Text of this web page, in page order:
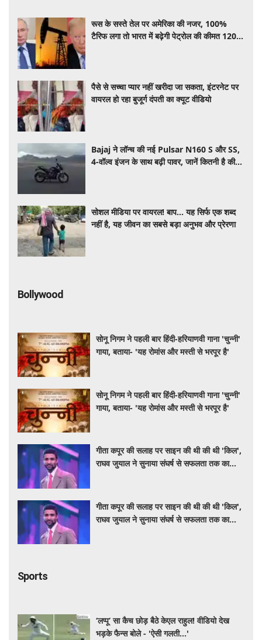
रूस के सस्ते तेल पर अमेरिका की नजर, 100%
टैरिफ लगा तो भारत में बढ़ेगी पेट्रोल की कीमत 120
पैसे से सच्चा प्यार नहीं खरीदा जा सकता, इंटरनेट पर
वायरल हो रहा बुजूर्ग दंपती का क्यूट वीडियो
Bajaj ने लॉन्च की नई Pulsar N160 S और SS,
4-वॉल्व इंजन के साथ बढ़ी पावर, जानें कितनी है कीमत
सोशल मीडिया पर वायरल! बाप… यह सिर्फ एक शब्द
नहीं है, यह जीवन का सबसे बड़ा अनुभव और प्रेरणा
Bollywood
सोनू निगम ने पहली बार हिंदी-हरियाणवी गाना 'चुन्नी'
गाया, बताया- 'यह रोमांस और मस्ती से भरपूर है'
सोनू निगम ने पहली बार हिंदी-हरियाणवी गाना 'चुन्नी'
गाया, बताया- 'यह रोमांस और मस्ती से भरपूर है'
गीता कपूर की सलाह पर साइन की थी की थी 'किल',
राघव जुयाल ने सुनाया संघर्ष से सफलता तक का
गीता कपूर की सलाह पर साइन की थी की थी 'किल',
राघव जुयाल ने सुनाया संघर्ष से सफलता तक का
Sports
‘लप्पू’ सा कैच छोड़ बैठे केएल राहुल! वीडियो देख
भड़के फैन्स बोले - 'ऐसी गलती...'